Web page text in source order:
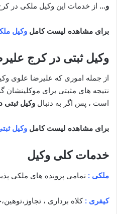
و… از خدمات این وکیل ملکی در
برای مشاهده لیست کامل وکیل
وکیل ثبتی در کرج
از جمله اموری که علیرضا علوی
نتیجه های مثبتی برای موکلینشان
است ، پس اگر به دنبال وکیل ثبتی
برای مشاهده لیست کامل وکیل
خدمات کلی وکیل
ملکی : تمامی پرونده های ملکی
کیفری : کلاه برداری ،